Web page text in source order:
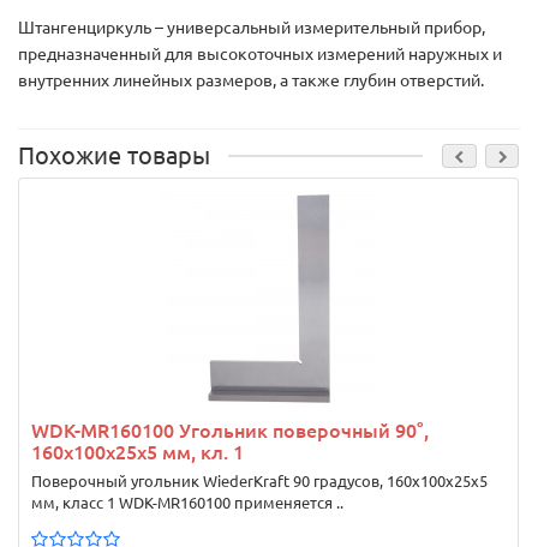
Штангенциркуль – универсальный измерительный прибор,
предназначенный для высокоточных измерений наружных и
внутренних линейных размеров, а также глубин отверстий.
Похожие товары
WDK-MR160100 Угольник поверочный 90°,
160x100x25x5 мм, кл. 1
Поверочный угольник WiederKraft 90 градусов, 160x100x25x5
мм, класс 1 WDK-MR160100 применяется ..